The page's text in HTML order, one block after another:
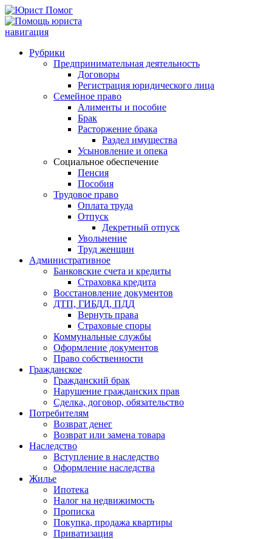
навигация
Рубрики
Предпринимательная деятельность
Договоры
Регистрация юридического лица
Семейное право
Алименты и пособие
Брак
Расторжение брака
Раздел имущества
Усыновление и опека
Социальное обеспечение
Пенсия
Пособия
Трудовое право
Оплата труда
Отпуск
Декретный отпуск
Увольнение
Труд женщин
Административное
Банковские счета и кредиты
Страховка кредита
Восстановление документов
ДТП, ГИБДД, ПДД
Вернуть права
Страховые споры
Коммунальные службы
Оформление документов
Право собственности
Гражданское
Гражданский брак
Нарушение гражданских прав
Сделка, договор, обязательство
Потребителям
Возврат денег
Возврат или замена товара
Наследство
Вступление в наследство
Оформление наследства
Жилье
Ипотека
Налог на недвижимость
Прописка
Покупка, продажа квартиры
Приватизация